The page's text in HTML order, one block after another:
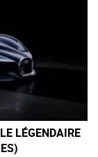
LÉGENDAIRE